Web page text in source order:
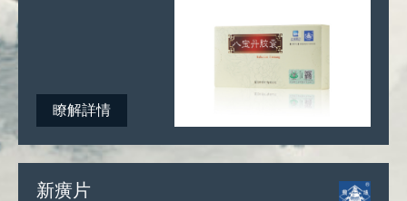
瞭解詳情
新癀片